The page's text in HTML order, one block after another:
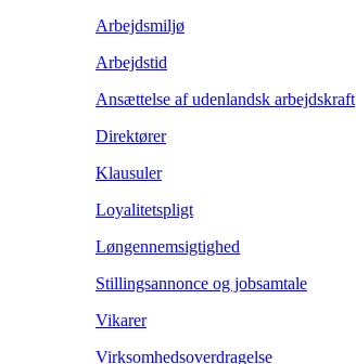
Arbejdsmiljø
Arbejdstid
Ansættelse af udenlandsk arbejdskraft
Direktører
Klausuler
Loyalitetspligt
Løngennemsigtighed
Stillingsannonce og jobsamtale
Vikarer
Virksomhedsoverdragelse